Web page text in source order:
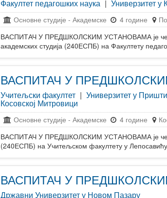
Факултет педагошких наука | Универзитет у
Основне студије - Академске 4 године
ВАСПИТАЧ У ПРЕДШКОЛСКИМ УСТАНОВАМА је
академских студија (240ЕСПБ) на Факултету
ВАСПИТАЧ У
Учитељски факултет | Универзитет у
Косовској Митровици
Основне студије - Академске 4 године
ВАСПИТАЧ У ПРЕДШКОЛСКИМ УСТАНОВАМА је
(240ЕСПБ) на Учитељском факултету у
ВАСПИТАЧ У
Државни Универзитет у Новом Пазару